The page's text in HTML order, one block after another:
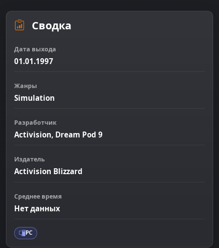
Сводка
Дата выхода
01.01.1997
Жанры
Simulation
Разработчик
Activision, Dream Pod 9
Издатель
Activision Blizzard
Среднее время
Нет данных
PC